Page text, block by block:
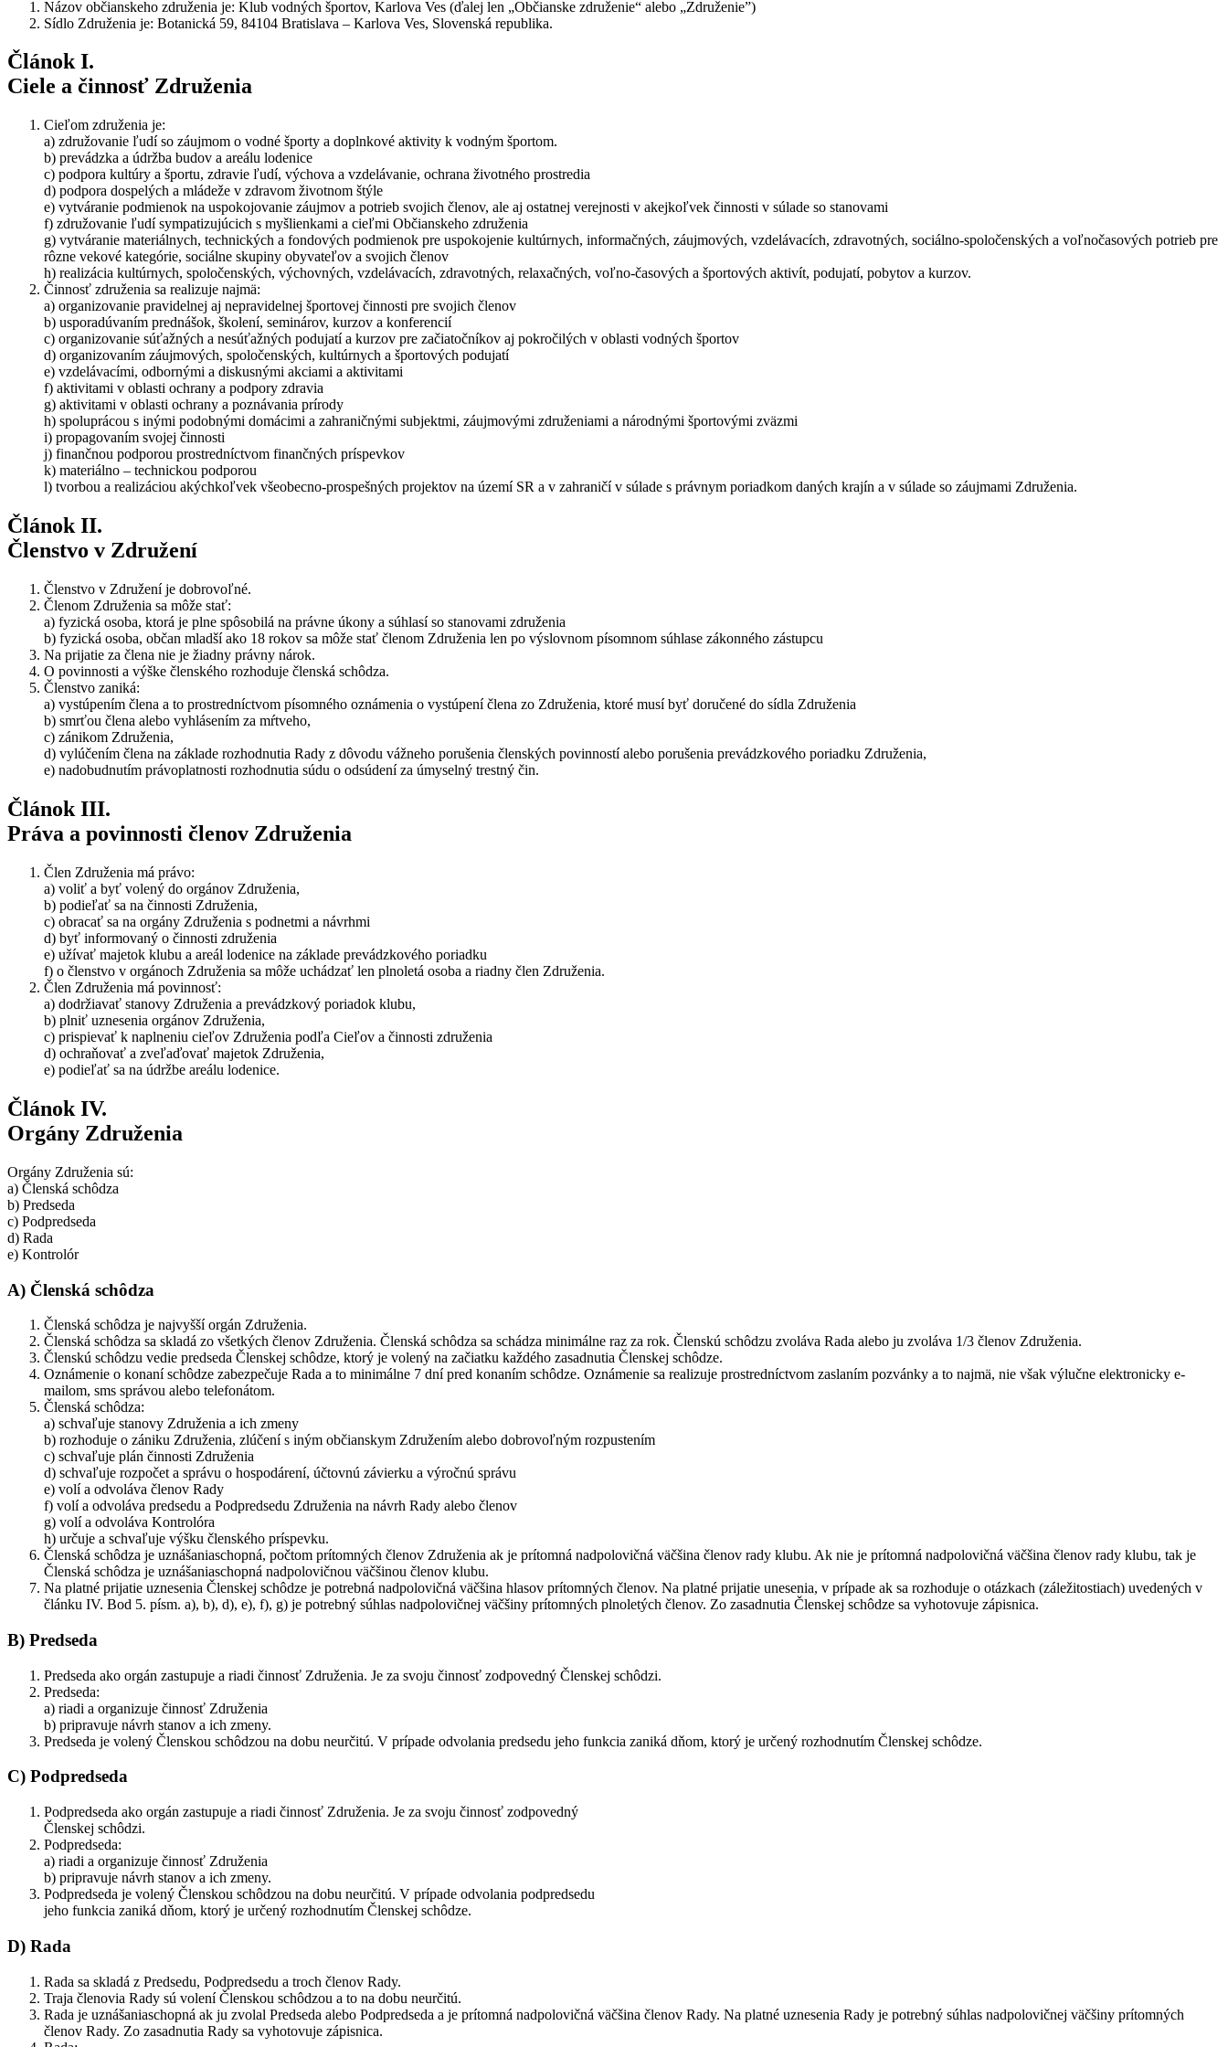
Názov občianskeho združenia je: Klub vodných športov, Karlova Ves (ďalej len „Občianske združenie“ alebo „Združenie”)
Sídlo Združenia je: Botanická 59, 84104 Bratislava – Karlova Ves, Slovenská republika.
Článok I.
Ciele a činnosť Združenia
Cieľom združenia je:
a) združovanie ľudí so záujmom o vodné športy a doplnkové aktivity k vodným športom.
b) prevádzka a údržba budov a areálu lodenice
c) podpora kultúry a športu, zdravie ľudí, výchova a vzdelávanie, ochrana životného prostredia
d) podpora dospelých a mládeže v zdravom životnom štýle
e) vytváranie podmienok na uspokojovanie záujmov a potrieb svojich členov, ale aj ostatnej verejnosti v akejkoľvek činnosti v súlade so stanovami
f) združovanie ľudí sympatizujúcich s myšlienkami a cieľmi Občianskeho združenia
g) vytváranie materiálnych, technických a fondových podmienok pre uspokojenie kultúrnych, informačných, záujmových, vzdelávacích, zdravotných, sociálno-spoločenských a voľnočasových potrieb pre
rôzne vekové kategórie, sociálne skupiny obyvateľov a svojich členov
h) realizácia kultúrnych, spoločenských, výchovných, vzdelávacích, zdravotných, relaxačných, voľno-časových a športových aktivít, podujatí, pobytov a kurzov.
Činnosť združenia sa realizuje najmä:
a) organizovanie pravidelnej aj nepravidelnej športovej činnosti pre svojich členov
b) usporadúvaním prednášok, školení, seminárov, kurzov a konferencií
c) organizovanie súťažných a nesúťažných podujatí a kurzov pre začiatočníkov aj pokročilých v oblasti vodných športov
d) organizovaním záujmových, spoločenských, kultúrnych a športových podujatí
e) vzdelávacími, odbornými a diskusnými akciami a aktivitami
f) aktivitami v oblasti ochrany a podpory zdravia
g) aktivitami v oblasti ochrany a poznávania prírody
h) spoluprácou s inými podobnými domácimi a zahraničnými subjektmi, záujmovými združeniami a národnými športovými zväzmi
i) propagovaním svojej činnosti
j) finančnou podporou prostredníctvom finančných príspevkov
k) materiálno – technickou podporou
l) tvorbou a realizáciou akýchkoľvek všeobecno-prospešných projektov na území SR a v zahraničí v súlade s právnym poriadkom daných krajín a v súlade so záujmami Združenia.
Článok II.
Členstvo v Združení
Členstvo v Združení je dobrovoľné.
Členom Združenia sa môže stať:
a) fyzická osoba, ktorá je plne spôsobilá na právne úkony a súhlasí so stanovami združenia
b) fyzická osoba, občan mladší ako 18 rokov sa môže stať členom Združenia len po výslovnom písomnom súhlase zákonného zástupcu
Na prijatie za člena nie je žiadny právny nárok.
O povinnosti a výške členského rozhoduje členská schôdza.
Členstvo zaniká:
a) vystúpením člena a to prostredníctvom písomného oznámenia o vystúpení člena zo Združenia, ktoré musí byť doručené do sídla Združenia
b) smrťou člena alebo vyhlásením za mŕtveho,
c) zánikom Združenia,
d) vylúčením člena na základe rozhodnutia Rady z dôvodu vážneho porušenia členských povinností alebo porušenia prevádzkového poriadku Združenia,
e) nadobudnutím právoplatnosti rozhodnutia súdu o odsúdení za úmyselný trestný čin.
Článok III.
Práva a povinnosti členov Združenia
Člen Združenia má právo:
a) voliť a byť volený do orgánov Združenia,
b) podieľať sa na činnosti Združenia,
c) obracať sa na orgány Združenia s podnetmi a návrhmi
d) byť informovaný o činnosti združenia
e) užívať majetok klubu a areál lodenice na základe prevádzkového poriadku
f) o členstvo v orgánoch Združenia sa môže uchádzať len plnoletá osoba a riadny člen Združenia.
Člen Združenia má povinnosť:
a) dodržiavať stanovy Združenia a prevádzkový poriadok klubu,
b) plniť uznesenia orgánov Združenia,
c) prispievať k naplneniu cieľov Združenia podľa Cieľov a činnosti združenia
d) ochraňovať a zveľaďovať majetok Združenia,
e) podieľať sa na údržbe areálu lodenice.
Článok IV.
Orgány Združenia
Orgány Združenia sú:
a) Členská schôdza
b) Predseda
c) Podpredseda
d) Rada
e) Kontrolór
A) Členská schôdza
Členská schôdza je najvyšší orgán Združenia.
Členská schôdza sa skladá zo všetkých členov Združenia. Členská schôdza sa schádza minimálne raz za rok. Členskú schôdzu zvoláva Rada alebo ju zvoláva 1/3 členov Združenia.
Členskú schôdzu vedie predseda Členskej schôdze, ktorý je volený na začiatku každého zasadnutia Členskej schôdze.
Oznámenie o konaní schôdze zabezpečuje Rada a to minimálne 7 dní pred konaním schôdze. Oznámenie sa realizuje prostredníctvom zaslaním pozvánky a to najmä, nie však výlučne elektronicky e-
mailom, sms správou alebo telefonátom.
Členská schôdza:
a) schvaľuje stanovy Združenia a ich zmeny
b) rozhoduje o zániku Združenia, zlúčení s iným občianskym Združením alebo dobrovoľným rozpustením
c) schvaľuje plán činnosti Združenia
d) schvaľuje rozpočet a správu o hospodárení, účtovnú závierku a výročnú správu
e) volí a odvoláva členov Rady
f) volí a odvoláva predsedu a Podpredsedu Združenia na návrh Rady alebo členov
g) volí a odvoláva Kontrolóra
h) určuje a schvaľuje výšku členského príspevku.
Členská schôdza je uznášaniaschopná, počtom prítomných členov Združenia ak je prítomná nadpolovičná väčšina členov rady klubu. Ak nie je prítomná nadpolovičná väčšina členov rady klubu, tak je
Členská schôdza je uznášaniaschopná nadpolovičnou väčšinou členov klubu.
Na platné prijatie uznesenia Členskej schôdze je potrebná nadpolovičná väčšina hlasov prítomných členov. Na platné prijatie unesenia, v prípade ak sa rozhoduje o otázkach (záležitostiach) uvedených v
článku IV. Bod 5. písm. a), b), d), e), f), g) je potrebný súhlas nadpolovičnej väčšiny prítomných plnoletých členov. Zo zasadnutia Členskej schôdze sa vyhotovuje zápisnica.
B) Predseda
Predseda ako orgán zastupuje a riadi činnosť Združenia. Je za svoju činnosť zodpovedný Členskej schôdzi.
Predseda:
a) riadi a organizuje činnosť Združenia
b) pripravuje návrh stanov a ich zmeny.
Predseda je volený Členskou schôdzou na dobu neurčitú. V prípade odvolania predsedu jeho funkcia zaniká dňom, ktorý je určený rozhodnutím Členskej schôdze.
C) Podpredseda
Podpredseda ako orgán zastupuje a riadi činnosť Združenia. Je za svoju činnosť zodpovedný
Členskej schôdzi.
Podpredseda:
a) riadi a organizuje činnosť Združenia
b) pripravuje návrh stanov a ich zmeny.
Podpredseda je volený Členskou schôdzou na dobu neurčitú. V prípade odvolania podpredsedu
jeho funkcia zaniká dňom, ktorý je určený rozhodnutím Členskej schôdze.
D) Rada
Rada sa skladá z Predsedu, Podpredsedu a troch členov Rady.
Traja členovia Rady sú volení Členskou schôdzou a to na dobu neurčitú.
Rada je uznášaniaschopná ak ju zvolal Predseda alebo Podpredseda a je prítomná nadpolovičná väčšina členov Rady. Na platné uznesenia Rady je potrebný súhlas nadpolovičnej väčšiny prítomných
členov Rady. Zo zasadnutia Rady sa vyhotovuje zápisnica.